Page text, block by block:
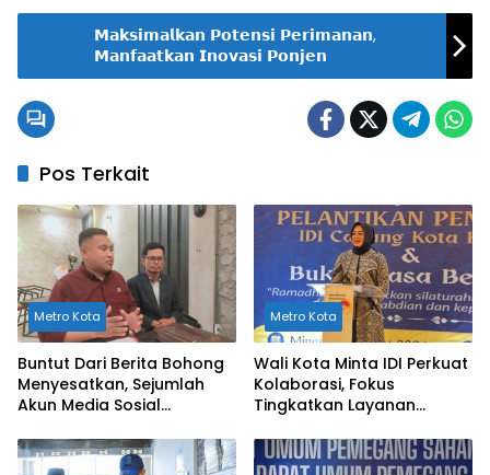
𝗠𝗮𝗸𝘀𝗶𝗺𝗮𝗹𝗸𝗮𝗻 𝗣𝗼𝘁𝗲𝗻𝘀𝗶 𝗣𝗲𝗿𝗶𝗺𝗮𝗻𝗮𝗻,
𝗠𝗮𝗻𝗳𝗮𝗮𝘁𝗸𝗮𝗻 𝗜𝗻𝗼𝘃𝗮𝘀𝗶 𝗣𝗼𝗻𝗷𝗲𝗻
Pos Terkait
Metro Kota
Buntut Dari Berita Bohong
Menyesatkan, Sejumlah
Akun Media Sosial
Metro Kota
Wali Kota Minta IDI Perkuat
Kolaborasi, Fokus
Tingkatkan Layanan